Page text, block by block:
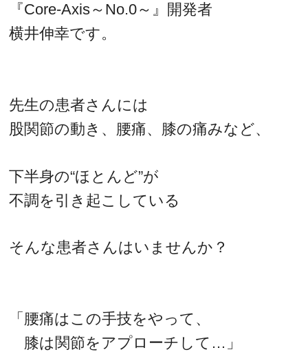
『Core-Axis～No.0～』開発者
横井伸幸です。
先生の患者さんには
股関節の動き、腰痛、膝の痛みなど、
下半身の“ほとんど”が
不調を引き起こしている
そんな患者さんはいませんか？
「腰痛はこの手技をやって、
膝は関節をアプローチして…」